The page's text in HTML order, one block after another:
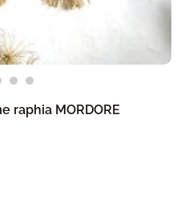
raphia MORDORE